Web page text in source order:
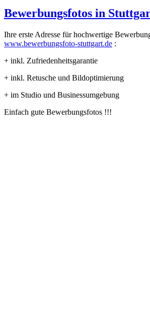
Bewerbungsfotos in
Ihre erste Adresse für hochwertige
www.bewerbungsfoto-stuttgart.de :
+ inkl. Zufriedenheitsgarantie
+ inkl. Retusche und Bildoptimierung
+ im Studio und Businessumgebung
Einfach gute Bewerbungsfotos !!!